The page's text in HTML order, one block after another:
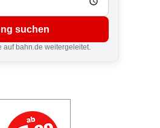
suchen
auf bahn.de weitergeleitet.